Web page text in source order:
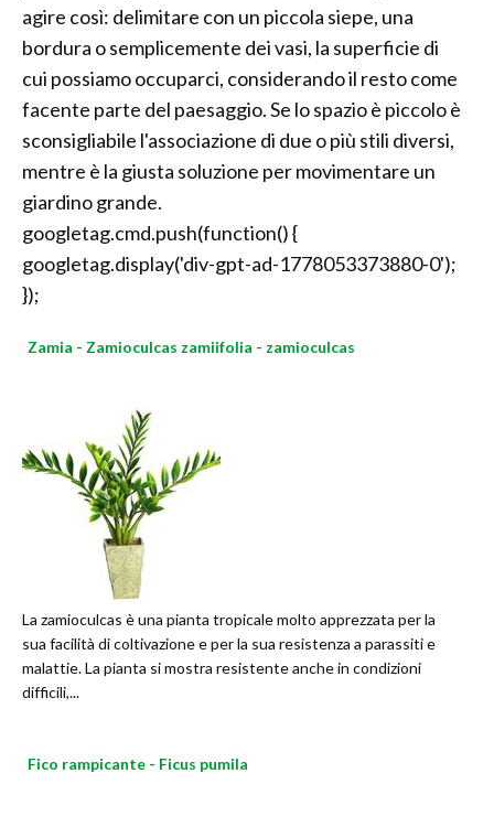
agire così: delimitare con un piccola siepe, una
bordura o semplicemente dei vasi, la superficie di
cui possiamo occuparci, considerando il resto come
facente parte del paesaggio. Se lo spazio è piccolo è
sconsigliabile l'associazione di due o più stili diversi,
mentre è la giusta soluzione per movimentare un
giardino grande.
googletag.cmd.push(function() {
googletag.display('div-gpt-ad-1778053373880-0');
});
Zamia - Zamioculcas zamiifolia - zamioculcas
La zamioculcas è una pianta tropicale molto apprezzata per la
sua facilità di coltivazione e per la sua resistenza a parassiti e
malattie. La pianta si mostra resistente anche in condizioni
difficili,...
Fico rampicante - Ficus pumila